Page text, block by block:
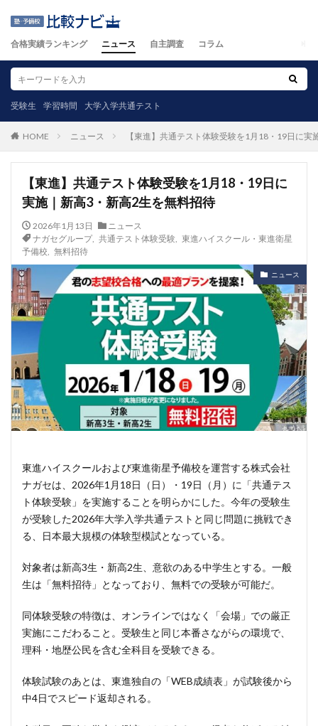
合格実績ランキング ニュース 自主調査 コラム
受験生 学習時間 大学入学共通テスト
HOME ニュース 【東進】共通テスト体験受験を1月18・19日に
【東進】共通テスト体験受験を1月18・19日に
実施｜新高3・新高2生を無料招待
2026年1月13日
ニュース
ナガセグループ, 共通テスト体験受験, 東進ハイスクール・東進衛星
予備校
無料招待
ニュース
東進ハイスクールおよび東進衛星予備校を運営する株式会社
ナガセは、2026年1月18日（日）・19日（月）に「共通テス
ト体験受験」を実施することを明らかにした。今年の受験生
が受験した2026年大学入学共通テストと同じ問題に挑戦でき
る、日本最大規模の体験型模試となっている。
対象者は新高3生・新高2生、意欲のある中学生とする。一般
生は「無料招待」となっており、無料での受験が可能だ。
同体験受験の特徴は、オンラインではなく「会場」での厳正
実施にこだわること。受験生と同じ本番さながらの環境で、
理科・地歴公民を含む全科目を受験できる。
体験試験のあとは、東進独自の「WEB成績表」が試験後から
中4日でスピード返却される。